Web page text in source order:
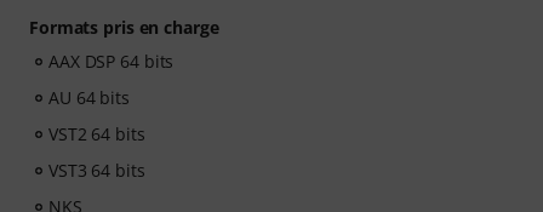
Formats pris en charge
AAX DSP 64 bits
AU 64 bits
VST2 64 bits
VST3 64 bits
NKS